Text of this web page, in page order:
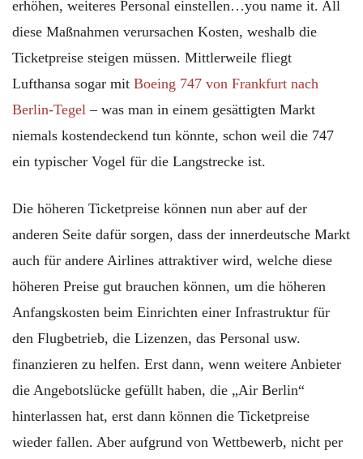
erhöhen, weiteres Personal einstellen…you name it. All
diese Maßnahmen verursachen Kosten, weshalb die
Ticketpreise steigen müssen. Mittlerweile fliegt
Lufthansa sogar mit Boeing 747 von Frankfurt nach
Berlin-Tegel – was man in einem gesättigten Markt
niemals kostendeckend tun könnte, schon weil die 747
ein typischer Vogel für die Langstrecke ist.
Die höheren Ticketpreise können nun aber auf der
anderen Seite dafür sorgen, dass der innerdeutsche Markt
auch für andere Airlines attraktiver wird, welche diese
höheren Preise gut brauchen können, um die höheren
Anfangskosten beim Einrichten einer Infrastruktur für
den Flugbetrieb, die Lizenzen, das Personal usw.
finanzieren zu helfen. Erst dann, wenn weitere Anbieter
die Angebotslücke gefüllt haben, die „Air Berlin“
hinterlassen hat, erst dann können die Ticketpreise
wieder fallen. Aber aufgrund von Wettbewerb, nicht per